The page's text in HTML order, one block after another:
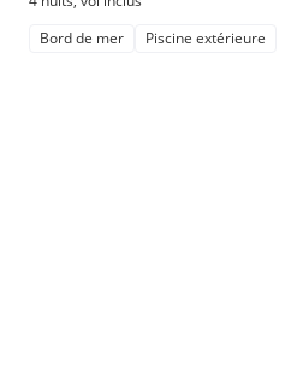
Bord de mer
Piscine extérieure